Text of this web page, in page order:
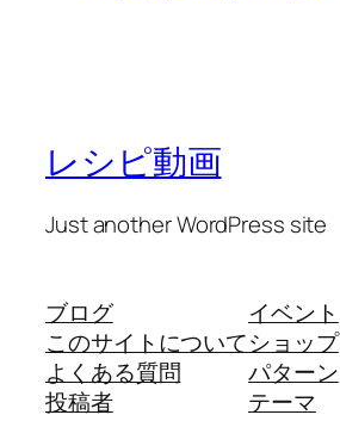
レシピ動画
Just another WordPress site
ブログ
このサイトについて
よくある質問
投稿者
イベント
ショップ
パターン
テーマ